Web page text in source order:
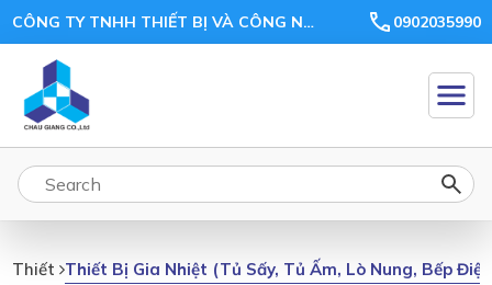
CÔNG TY TNHH THIẾT BỊ VÀ CÔNG NGHỆ CHÂU GIANG 0902035990
Thiết BịThiết Bị Gia Nhiệt (tủ Sấy, Tủ Ấm, Lò Nung, Bếp